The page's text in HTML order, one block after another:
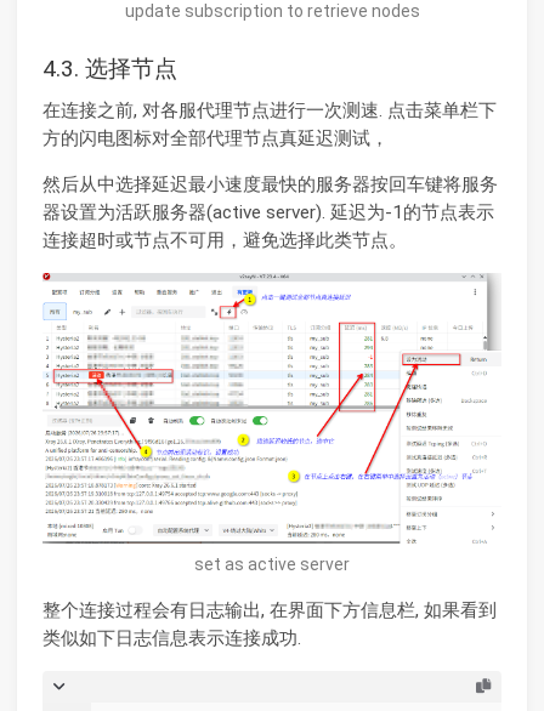
update subscription to retrieve nodes
4.3. 选择节点
在连接之前, 对各服代理节点进行一次测速. 点击菜单栏下
方的闪电图标对全部代理节点真延迟测试，
然后从中选择延迟最小速度最快的服务器按回车键将服务
器设置为活跃服务器(active server). 延迟为-1的节点表示
连接超时或节点不可用，避免选择此类节点。
set as active server
整个连接过程会有日志输出, 在界面下方信息栏, 如果看到
类似如下日志信息表示连接成功.